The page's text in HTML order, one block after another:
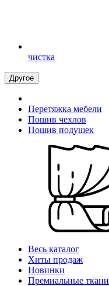
чистка
Другое
Перетяжка мебели
Пошив чехлов
Пошив подушек
Весь каталог
Хиты продаж
Новинки
Премиальные ткани